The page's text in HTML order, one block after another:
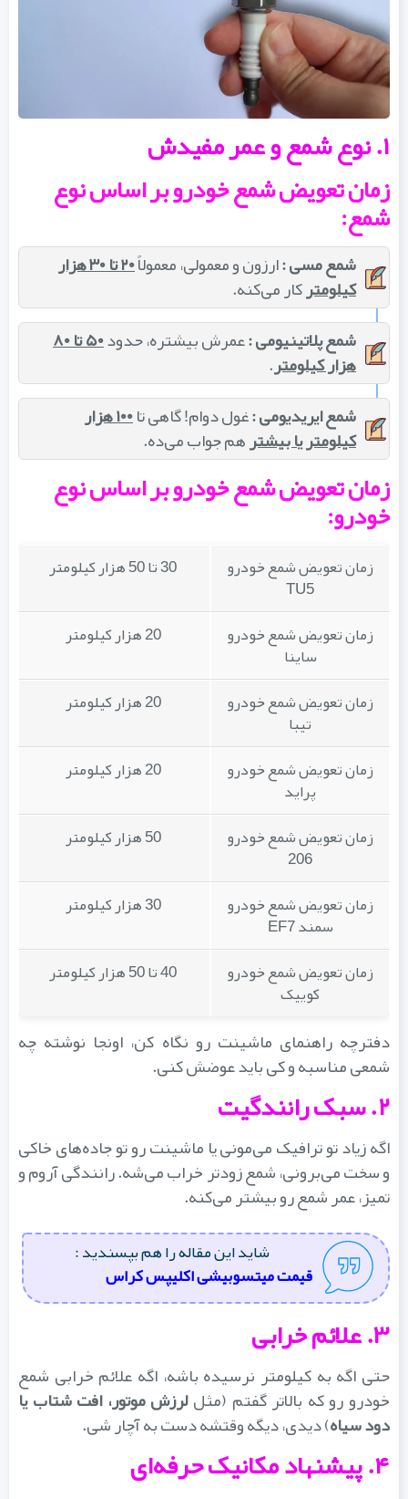
زمان تعویض شمع خودرو بر اساس نوع
شمع:
شمع مسی :ارزون و معمولی، معمولاً ۲۰ تا ۳۰ هزار
کیلومترکار می‌کنه.
شمع پلاتینیومی :عمرش بیشتره، حدود ۵۰ تا ۸۰
هزار کیلومتر.
شمع ایریدیومی :غول دوام! گاهی تا ۱۰۰ هزار
کیلومتر یا بیشترهم جواب می‌ده.
زمان تعویض شمع خودرو بر اساس نوع
خودرو:
زمان تعویض شمع خودرو
TU5
زمان تعویض شمع خودرو
ساینا
زمان تعویض شمع خودرو
تیبا
زمان تعویض شمع خودرو
پراید
زمان تعویض شمع خودرو
206
زمان تعویض شمع خودرو
سمند EF7
زمان تعویض شمع خودرو
کوییک
دفترچه راهنمای ماشینت رو نگاه کن، اونجا نوشته چه
شمعی مناسبه و کی باید عوضش کنی.
اگه زیاد تو ترافیک می‌مونی یا ماشینت رو تو جاده‌های خاکی
و سخت می‌برونی، شمع زودتر خراب می‌شه. رانندگی آروم و
تمیز، عمر شمع رو بیشتر می‌کنه.
شاید این مقاله را هم بپسندید :
قیمت میتسوبیشی اکلیپس کراس
حتی اگه به کیلومتر نرسیده باشه، اگه علائم خرابی شمع
خودرو رو که بالاتر گفتم (مثللرزش موتور، افت شتاب یا
دود سیاه) دیدی، دیگه وقتشه دست به آچار شی.